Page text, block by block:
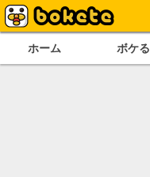
ホーム ボケる